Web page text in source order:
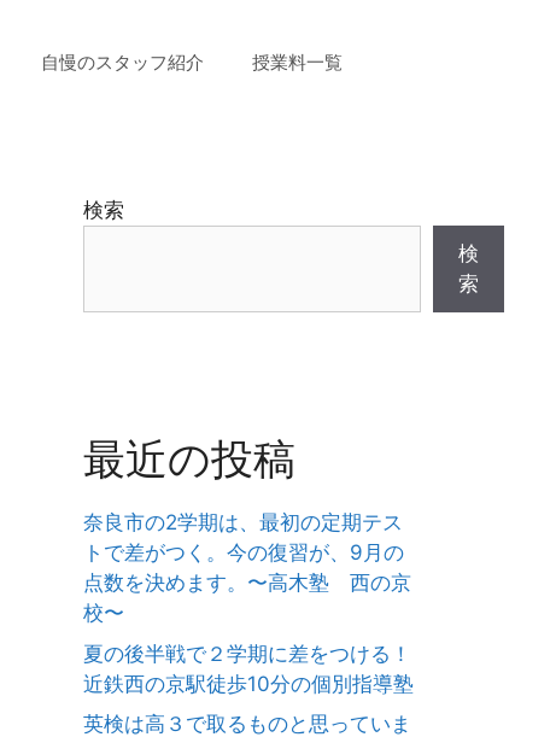
自慢のスタッフ紹介 授業料一覧
検索
検
索
最近の投稿
奈良市の2学期は、最初の定期テス
トで差がつく。今の復習が、9月の
点数を決めます。〜高木塾 西の京
校〜
夏の後半戦で２学期に差をつける！
近鉄西の京駅徒歩10分の個別指導塾
英検は高３で取るものと思っていま